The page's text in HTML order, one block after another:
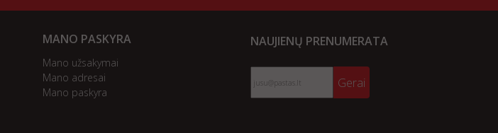
MANO PASKYRA
Mano užsakymai
Mano adresai
Mano paskyra
NAUJIENŲ PRENUMERATA
Gerai